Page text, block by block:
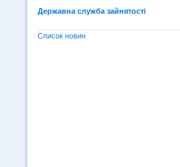
Державна служба зайнятості
Список новин